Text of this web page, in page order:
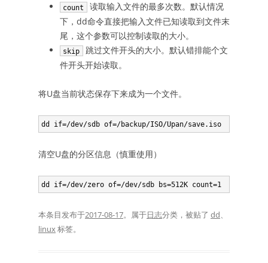
count
读取输入文件的最多次数。默认情况
下，dd命令直接把输入文件已知读取到文件末
尾，这个参数可以控制读取的大小。
skip
跳过文件开头的大小。默认错排能个文
件开头开始读取。
将U盘当前状态保存下来成为一个文件。
清空U盘的分区信息（慎重使用）
本条目发布于2017-08-17。属于日志分类，被贴了 dd
linux 标签。